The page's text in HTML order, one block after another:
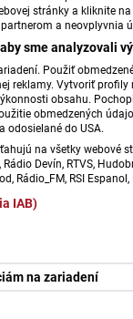
stránky a kliknite
a neovplyvnia
sme analyzovali
Použiť
reklamy. Vytvoriť
obsahu.
obmedzených
odosielané do USA.
na všetky webové
Devín, RTVS,
Rádio_FM, RSI Espanol,
IAB)
na zariadení